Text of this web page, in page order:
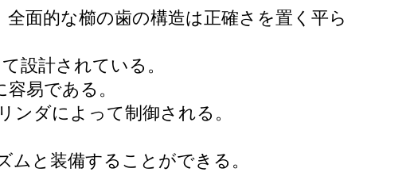
面的な櫛の歯の構造は正確さを置く平ら
設計されている。
易である。
ダによって制御される。
と装備することができる。